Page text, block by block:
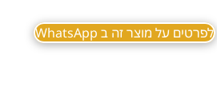
לפרטים על מוצר זה ב WhatsApp